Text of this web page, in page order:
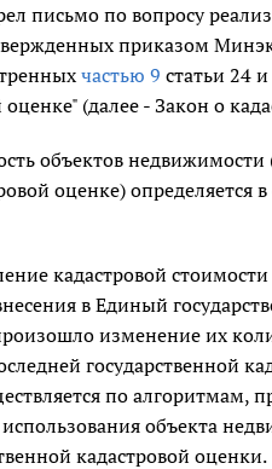
письмо по вопросу
приказом
частью 9 статьи 24 и
(далее - Закон о
объектов недвижимости
оценке) определяется в
кадастровой
в Единый
изменение их
государственной
по алгоритмам,
объекта
кадастровой оценки.